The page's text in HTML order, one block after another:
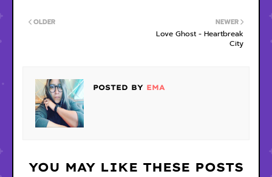
NEWER
Love Ghost - Heartbreak
City
OLDER
POSTED BY EMA
YOU MAY LIKE THESE POSTS